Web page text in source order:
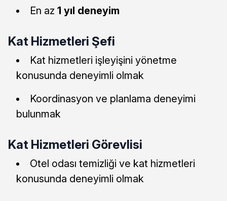
En az 1 yıl deneyim
Kat Hizmetleri Şefi
Kat hizmetleri işleyişini yönetme
konusunda deneyimli olmak
Koordinasyon ve planlama deneyimi
bulunmak
Kat Hizmetleri Görevlisi
Otel odası temizliği ve kat hizmetleri
konusunda deneyimli olmak